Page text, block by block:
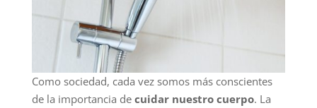
Como sociedad, cada vez somos más conscientes
de la importancia de cuidar nuestro cuerpo. La